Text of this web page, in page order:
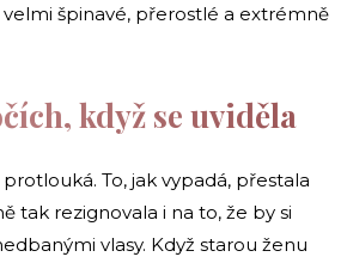
velmi špinavé, přerostlé a extrémně
když se uviděla
To, jak vypadá, přestala
tak rezignovala i na to, že by si
vlasy. Když starou ženu